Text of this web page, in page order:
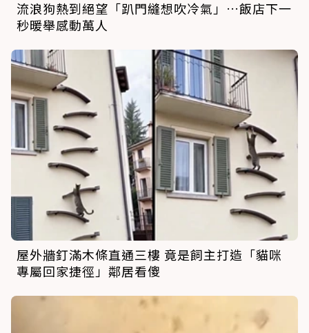
流浪狗熱到絕望「趴門縫想吹冷氣」…飯店下一
秒暖舉感動萬人
屋外牆釘滿木條直通三樓 竟是飼主打造「貓咪
專屬回家捷徑」鄰居看傻